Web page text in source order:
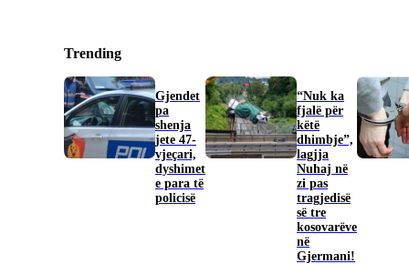
Trending
Gjendet
pa
shenja
jete 47-
vjeçari,
dyshimet
e para të
policisë
“Nuk ka
fjalë për
këtë
dhimbje”,
lagjja
Nuhaj në
zi pas
tragjedisë
së tre
kosovarëve
në
Gjermani!